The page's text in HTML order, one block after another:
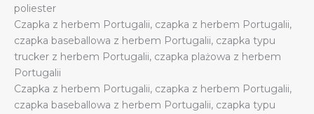
poliester
Czapka z herbem Portugalii, czapka z herbem Portugalii,
czapka baseballowa z herbem Portugalii, czapka typu
trucker z herbem Portugalii, czapka plażowa z herbem
Portugalii
Czapka z herbem Portugalii, czapka z herbem Portugalii,
czapka baseballowa z herbem Portugalii, czapka typu